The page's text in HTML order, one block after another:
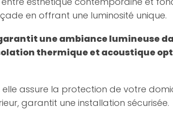
en offrant une luminosité unique.
une ambiance lumineuse
thermique et acoustique
elle assure la protection de votre
garantit une installation sécurisée.